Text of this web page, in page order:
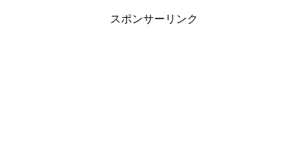
スポンサーリンク